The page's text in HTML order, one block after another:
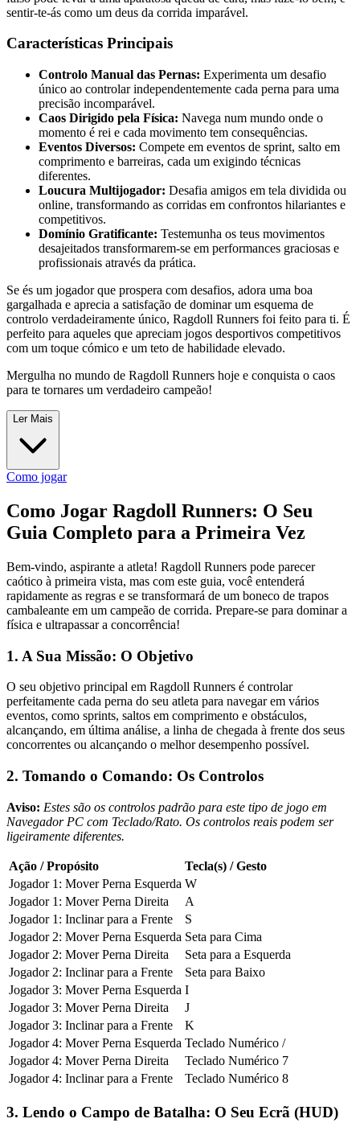
sentir-te-ás como um deus da corrida imparável.
Características Principais
Controlo Manual das Pernas: Experimenta um desafio
único ao controlar independentemente cada perna para uma
precisão incomparável.
Caos Dirigido pela Física: Navega num mundo onde o
momento é rei e cada movimento tem consequências.
Eventos Diversos: Compete em eventos de sprint, salto em
comprimento e barreiras, cada um exigindo técnicas
diferentes.
Loucura Multijogador: Desafia amigos em tela dividida ou
online, transformando as corridas em confrontos hilariantes e
competitivos.
Domínio Gratificante: Testemunha os teus movimentos
desajeitados transformarem-se em performances graciosas e
profissionais através da prática.
Se és um jogador que prospera com desafios, adora uma boa
gargalhada e aprecia a satisfação de dominar um esquema de
controlo verdadeiramente único, Ragdoll Runners foi feito para ti. É
perfeito para aqueles que apreciam jogos desportivos competitivos
com um toque cómico e um teto de habilidade elevado.
Mergulha no mundo de Ragdoll Runners hoje e conquista o caos
para te tornares um verdadeiro campeão!
Ler Mais
Como jogar
Como Jogar Ragdoll Runners: O Seu
Guia Completo para a Primeira Vez
Bem-vindo, aspirante a atleta! Ragdoll Runners pode parecer
caótico à primeira vista, mas com este guia, você entenderá
rapidamente as regras e se transformará de um boneco de trapos
cambaleante em um campeão de corrida. Prepare-se para dominar a
física e ultrapassar a concorrência!
1. A Sua Missão: O Objetivo
O seu objetivo principal em Ragdoll Runners é controlar
perfeitamente cada perna do seu atleta para navegar em vários
eventos, como sprints, saltos em comprimento e obstáculos,
alcançando, em última análise, a linha de chegada à frente dos seus
concorrentes ou alcançando o melhor desempenho possível.
2. Tomando o Comando: Os Controlos
Aviso: Estes são os controlos padrão para este tipo de jogo em
Navegador PC com Teclado/Rato. Os controlos reais podem ser
ligeiramente diferentes.
Ação / Propósito
Tecla(s) / Gesto
Jogador 1: Mover Perna Esquerda W
Jogador 1: Mover Perna Direita
A
Jogador 1: Inclinar para a Frente
S
Jogador 2: Mover Perna Esquerda Seta para Cima
Jogador 2: Mover Perna Direita
Seta para a Esquerda
Jogador 2: Inclinar para a Frente
Seta para Baixo
Jogador 3: Mover Perna Esquerda I
Jogador 3: Mover Perna Direita
J
Jogador 3: Inclinar para a Frente
K
Jogador 4: Mover Perna Esquerda Teclado Numérico /
Jogador 4: Mover Perna Direita
Teclado Numérico 7
Jogador 4: Inclinar para a Frente
Teclado Numérico 8
3. Lendo o Campo de Batalha: O Seu Ecrã (HUD)